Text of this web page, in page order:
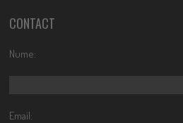
CONTACT
Nume:
Email: